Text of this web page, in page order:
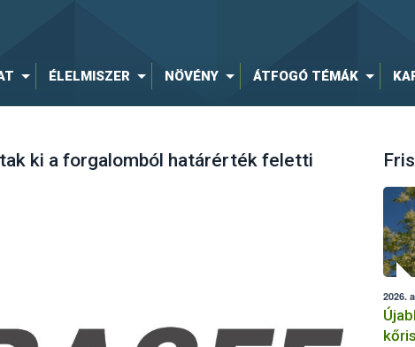
ÉLELMISZER NÖVÉNY ÁTFOGÓ TÉMÁK
ki a forgalomból határérték feletti
2026.